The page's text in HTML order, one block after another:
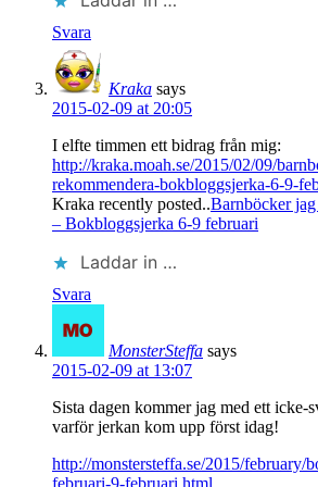
Svara
Kraka says
2015-02-09 at 20:05
I elfte timmen ett bidrag från mig:
http://kraka.moah.se/2015/02/09/
rekommendera-bokbloggsjerka-6-9-
Kraka recently posted..Barnböcker
– Bokbloggsjerka 6-9 februari
Laddar in …
Svara
MonsterSteffa says
2015-02-09 at 13:07
Sista dagen kommer jag med ett icke-
varför jerkan kom upp först idag!
http://monstersteffa.se/2015/february/